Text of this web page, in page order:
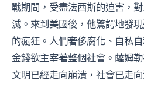
戰期間，受盡法西斯的迫害，
滅。來到美國後，他驚諤地發
的瘋狂。人們奢侈腐化、自私
金錢欲主宰著整個社會。薩姆
文明已經走向崩潰，社會已走向